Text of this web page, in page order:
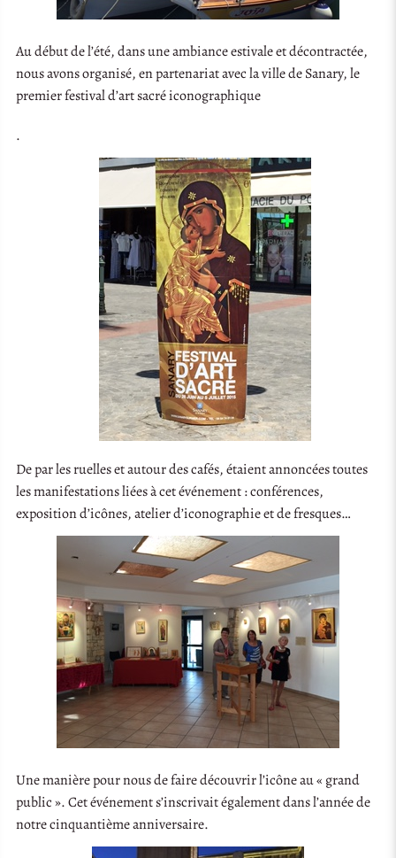
Au début de l’été, dans une ambiance estivale et décontractée,
nous avons organisé, en partenariat avec la ville de Sanary, le
premier festival d’art sacré iconographique
.
De par les ruelles et autour des cafés, étaient annoncées toutes
les manifestations liées à cet événement : conférences,
exposition d’icônes, atelier d’iconographie et de fresques…
Une manière pour nous de faire découvrir l’icône au « grand
public ». Cet événement s’inscrivait également dans l’année de
notre cinquantième anniversaire.